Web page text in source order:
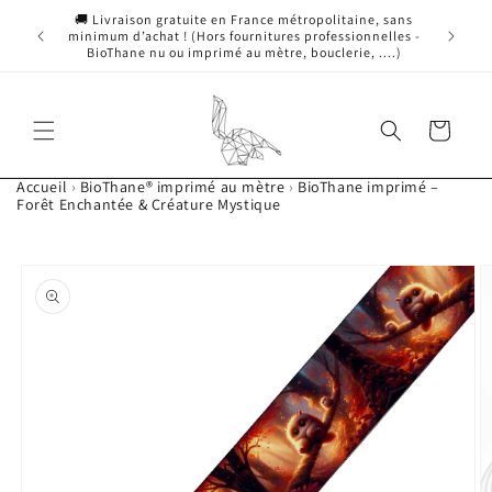
Ignorer et passer
au contenu
🚚 Livraison gratuite en France métropolitaine, sans
minimum d’achat ! (Hors fournitures professionnelles -
BioThane nu ou imprimé au mètre, bouclerie, ....)
🎗️ 10 %
Panier
Accueil › BioThane® imprimé au mètre › BioThane imprimé –
Forêt Enchantée & Créature Mystique
informations
produits